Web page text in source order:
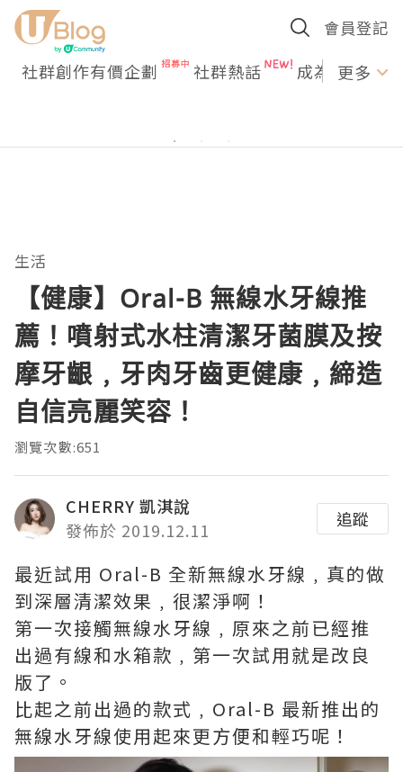
會員登記
社群創作有價企劃 社群熱話 成為U更多
生活
【健康】Oral-B 無線水牙線推
薦！噴射式水柱清潔牙菌膜及按
摩牙齦﹐牙肉牙齒更健康﹐締造
自信亮麗笑容！
瀏覽次數:651
CHERRY 凱淇說
發佈於 2019.12.11
追蹤
最近試用 Oral-B 全新無線水牙線﹐真的做
到深層清潔效果﹐很潔淨啊！
第一次接觸無線水牙線﹐原來之前已經推
出過有線和水箱款﹐第一次試用就是改良
版了。
比起之前出過的款式﹐Oral-B 最新推出的
無線水牙線使用起來更方便和輕巧呢！